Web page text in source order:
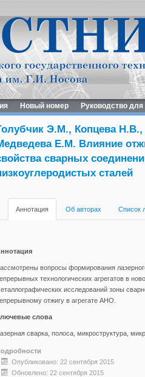
Новый номер Руководство для
Э.М., Копцева
Е.М. Влияние
сварных
сталей
Аннотация Об авторах Список
вопросы формирования
технологических агрегатов в
исследований зоны
отжигу в агрегате АНО.
слова
сварка, полоса, микроструктура,
Опубликовано: 22 сентября 2015
Обновлено: 22 сентября 2015